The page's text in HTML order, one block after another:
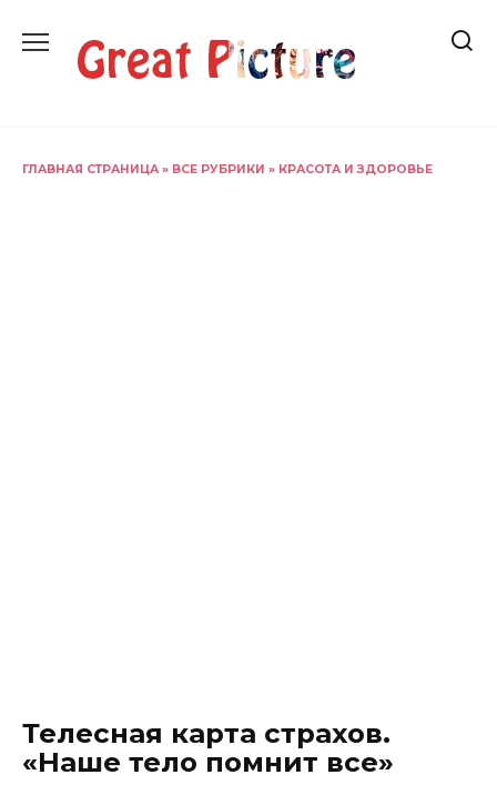
содержанию
ГЛАВНАЯ СТРАНИЦА » ВСЕ РУБРИКИ » КРАСОТА И ЗДОРОВЬЕ
Телесная карта страхов.
«Наше тело помнит все»